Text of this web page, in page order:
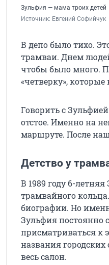
Зульфия — мама троих детей
Источник: Евгений Софийчук
В депо было тихо.
трамваи. Днем
чтобы было много.
«четверку»,
Говорить с
отстое. Именно на
маршруте. После
Детство у
В 1989 году 6-
трамвайного
биографии. Но
Зульфия постоянно
присматриваться
названия
весь салон.